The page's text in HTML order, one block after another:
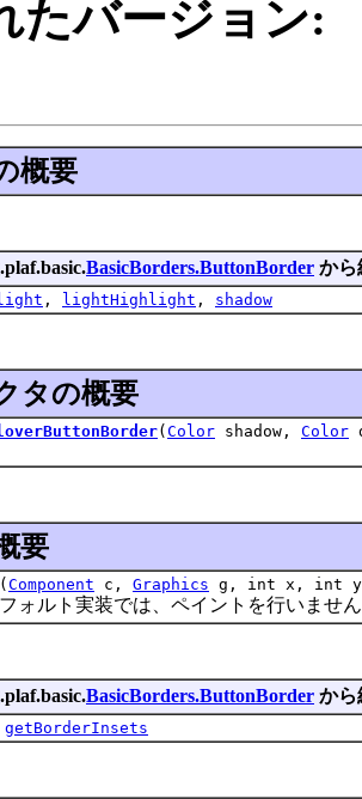
たバージョン:
概要
BasicBorders.ButtonBorder から
, lightHighlight , shadow
タの概要
( Color shadow, Color
要
( Component c, Graphics g, int x, int
ルト実装では、ペイントを行いませ
BasicBorders.ButtonBorder から
getBorderInsets